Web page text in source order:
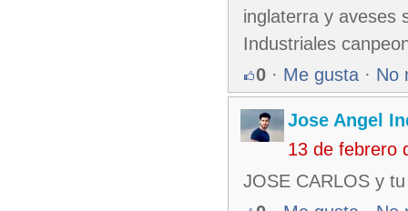
inglaterra y aveses
Industriales
0 · Me gusta · No
Jose Angel
13 de febrero
JOSE CARLOS y